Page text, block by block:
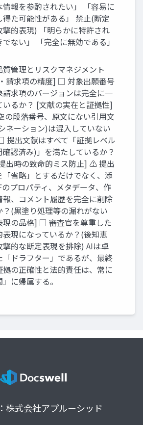
情報を参酌されたい」 「容易に
得た可能性がある」 禁止(断定
撃的表現) 「明らかに特許され
でない」 「完全に無効である」
質管理とリスクマネジメント
請求項の精度] □ 対象出願番号
請求項のバージョンは完全に一
いるか？ [文献の実在と証拠性]
の段落番号、原文にない引用文
ネーション)は混入していない
提出文献はすべて「証拠レベル
確認済み)」を満たしているか？
出時の致命的ミス防止] ⚠ 提出
「省略」とするだけでなく、添
のプロパティ、メタデータ、作
報、コメント履歴を完全に削除
？(黒塗り処理等の漏れがない
現の品格] □ 審査官を尊重した
表現になっているか？(後知恵
撃的な断定表現を排除) AIは卓
「ドラフター」であるが、最終
拠の正確性と法的責任は、常に
」に帰属する。
株式会社アプルーシッド